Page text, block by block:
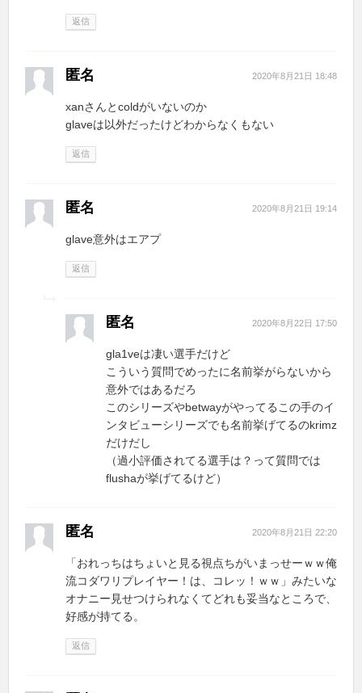
返信
匿名 2020年8月21日 18:48
xanさんとcoldがいないのか
glaveは以外だったけどわからなくもない
返信
匿名 2020年8月21日 19:14
glave意外はエアプ
返信
匿名 2020年8月22日 17:50
gla1veは凄い選手だけど
こういう質問でめったに名前挙がらないから
意外ではあるだろ
このシリーズやbetwayがやってるこの手のイ
ンタビューシリーズでも名前挙げてるのkrimz
だけだし
（過小評価されてる選手は？って質問では
flushaが挙げてるけど）
匿名 2020年8月21日 22:20
「おれっちはちょいと見る視点ちがいまっせーｗｗ俺
流コダワリプレイヤー！は、コレッ！ｗｗ」みたいな
オナニー見せつけられなくてどれも妥当なところで、
好感が持てる。
返信